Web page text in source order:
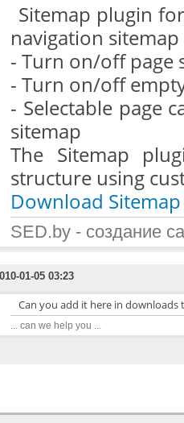
Sitemap plugin
navigation
- Turn on/off page
- Turn on/off
- Selectable page
sitemap
The Sitemap
structure using
Download
SED.by - создание
01-05 03:23
Can you add it here in downloads
... can we help you ...